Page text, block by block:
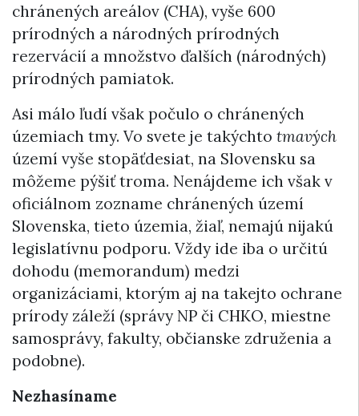
chránených areálov (CHA), vyše 600
prírodných a národných prírodných
rezervácií a množstvo ďalších (národných)
prírodných pamiatok.
Asi málo ľudí však počulo o chránených
územiach tmy. Vo svete je takýchto tmavých
území vyše stopäťdesiat, na Slovensku sa
môžeme pýšiť troma. Nenájdeme ich však v
oficiálnom zozname chránených území
Slovenska, tieto územia, žiaľ, nemajú nijakú
legislatívnu podporu. Vždy ide iba o určitú
dohodu (memorandum) medzi
organizáciami, ktorým aj na takejto ochrane
prírody záleží (správy NP či CHKO, miestne
samosprávy, fakulty, občianske združenia a
podobne).
Nezhasíname